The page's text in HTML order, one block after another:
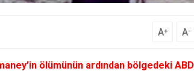
A+ A-
ölümünün ardından bölgedeki ABD